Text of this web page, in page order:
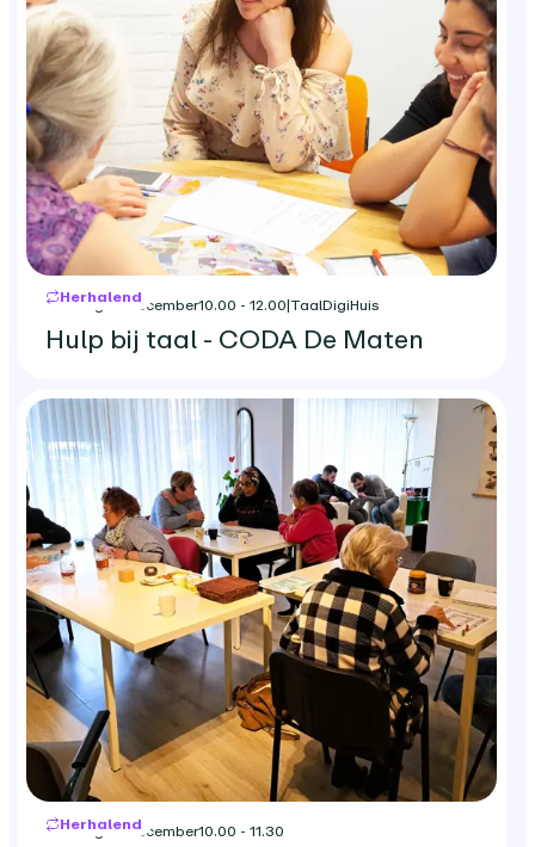
Herhalend
dinsdag 22 december10.00 - 12.00|TaalDigiHuis
Hulp bij taal - CODA De Maten
Herhalend
dinsdag 22 december10.00 - 11.30